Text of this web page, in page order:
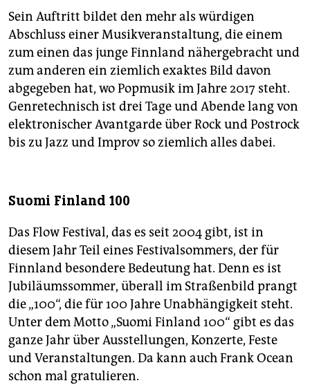
Sein Auftritt bildet den mehr als würdigen
Abschluss einer Musikveranstaltung, die einem
zum einen das junge Finnland nähergebracht und
zum anderen ein ziemlich exaktes Bild davon
abgegeben hat, wo Popmusik im Jahre 2017 steht.
Genretechnisch ist drei Tage und Abende lang von
elektronischer Avantgarde über Rock und Postrock
bis zu Jazz und Improv so ziemlich alles dabei.
Suomi Finland 100
Das Flow Festival, das es seit 2004 gibt, ist in
diesem Jahr Teil eines Festivalsommers, der für
Finnland besondere Bedeutung hat. Denn es ist
Jubiläumssommer, überall im Straßenbild prangt
die „100“, die für 100 Jahre Unabhängigkeit steht.
Unter dem Motto „Suomi Finland 100“ gibt es das
ganze Jahr über Ausstellungen, Konzerte, Feste
und Veranstaltungen. Da kann auch Frank Ocean
schon mal gratulieren.